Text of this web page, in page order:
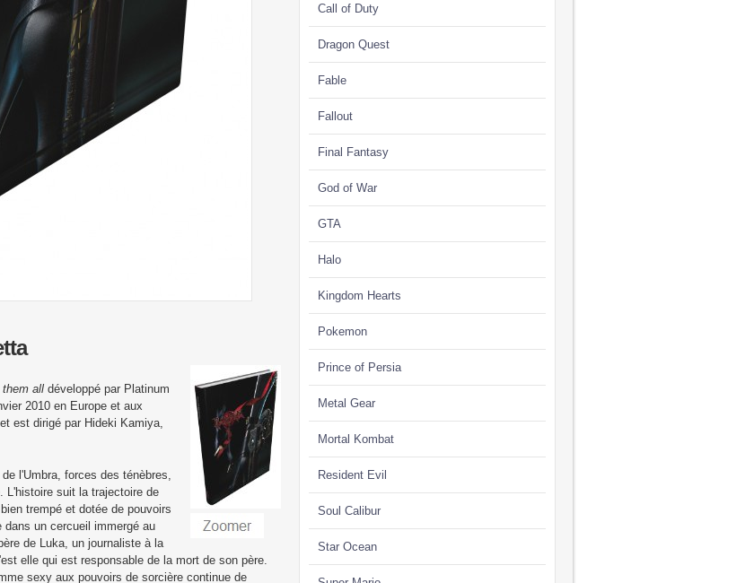
them all développé par Platinum
2010 en Europe et aux
est dirigé par Hideki Kamiya,
l'Umbra, forces des ténèbres,
L'histoire suit la trajectoire de
trempé et dotée de pouvoirs
un cercueil immergé au
de Luka, un journaliste à la
elle qui est responsable de la mort de son père.
sexy aux pouvoirs de sorcière continue de
Call of Duty
Dragon Quest
Fable
Fallout
Final Fantasy
God of War
GTA
Halo
Kingdom Hearts
Pokemon
Prince of Persia
Metal Gear
Mortal Kombat
Resident Evil
Soul Calibur
Star Ocean